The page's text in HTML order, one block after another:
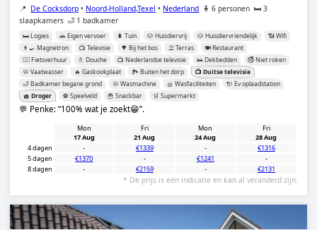
📍 De Cocksdorp • Noord-Holland,Texel • Nederland 🧍 6 personen 🛏️ 3
slaapkamers 🛁 1 badkamer
🛏️ Logies 🚗 Eigen vervoer 🌲 Tuin 🐶 Huisdiervrij 🐶 Huisdiervriendelijk
📶 Wifi
👨‍🍳 Magnetron
📺 Televisie 🌳 Bij het bos ⛱️ Terras
🍽️ Restaurant
🚴‍♂️ Fietsverhuur
🚿 Douche 📺 Nederlandse televisie 🛌 Dekbedden
🚭 Niet roken
🧼 Vaatwasser
🔥 Gaskookplaat 🏞️ Buiten het dorp
📺 Duitse televisie
🛁 Badkamer begane grond
🧼 Wasmachine 🧺 Wasfaciliteiten
🔌 Ev oplaadstation
🧺 Droger
⚽️ Speelveld 🍟 Snackbar 🛒 Supermarkt
💬 Penke: 100% wat je zoekt😁 .
Mon
17 Aug
Fri
21 Aug
Mon
24 Aug
Fri
28 Aug
4 dagen
- €1339 -
€1316
5 dagen
€1370 - €1241
-
8 dagen
- €2159 - €2131
* De prijs is een indicatie en kan al veranderd zijn.